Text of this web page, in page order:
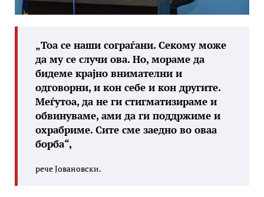
„Тоа се наши сограѓани. Секому може
да му се случи ова. Но, мораме да
бидеме крајно внимателни и
одговорни, и кон себе и кон другите.
Меѓутоа, да не ги стигматизираме и
обвинуваме, ами да ги поддржиме и
охрабриме. Сите сме заедно во оваа
борба“,
рече Јовановски.